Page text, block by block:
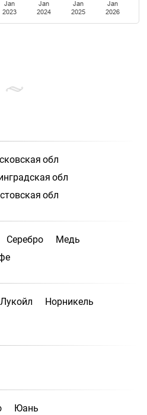
Jan
2023
Jan
2024
Jan
2025
Jan
2026
обл
обл
обл
Серебро
Медь
Лукойл
Норникель
Юань